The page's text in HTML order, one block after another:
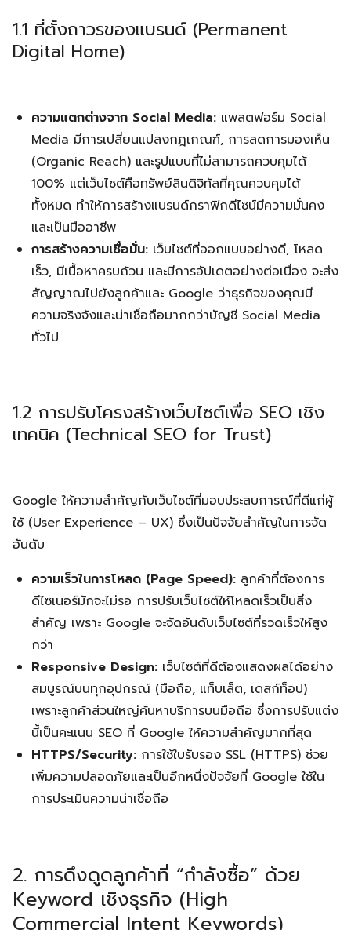
1.1 ที่ตั้งถาวรของแบรนด์ (Permanent
Digital Home)
ความแตกต่างจาก Social Media: แพลตฟอร์ม Social
Media มีการเปลี่ยนแปลงกฎเกณฑ์, การลดการมองเห็น
(Organic Reach) และรูปแบบที่ไม่สามารถควบคุมได้
100% แต่เว็บไซต์คือทรัพย์สินดิจิทัลที่คุณควบคุมได้
ทั้งหมด ทำให้การสร้างแบรนด์กราฟิกดีไซน์มีความมั่นคง
และเป็นมืออาชีพ
การสร้างความเชื่อมั่น: เว็บไซต์ที่ออกแบบอย่างดี, โหลด
เร็ว, มีเนื้อหาครบถ้วน และมีการอัปเดตอย่างต่อเนื่อง จะส่ง
สัญญาณไปยังลูกค้าและ Google ว่าธุรกิจของคุณมี
ความจริงจังและน่าเชื่อถือมากกว่าบัญชี Social Media
ทั่วไป
1.2 การปรับโครงสร้างเว็บไซต์เพื่อ SEO เชิง
เทคนิค (Technical SEO for Trust)
Google ให้ความสำคัญกับเว็บไซต์ที่มอบประสบการณ์ที่ดีแก่ผู้
ใช้ (User Experience – UX) ซึ่งเป็นปัจจัยสำคัญในการจัด
อันดับ
ความเร็วในการโหลด (Page Speed): ลูกค้าที่ต้องการ
ดีไซเนอร์มักจะไม่รอ การปรับเว็บไซต์ให้โหลดเร็วเป็นสิ่ง
สำคัญ เพราะ Google จะจัดอันดับเว็บไซต์ที่รวดเร็วให้สูง
กว่า
Responsive Design: เว็บไซต์ที่ดีต้องแสดงผลได้อย่าง
สมบูรณ์บนทุกอุปกรณ์ (มือถือ, แท็บเล็ต, เดสก์ท็อป)
เพราะลูกค้าส่วนใหญ่ค้นหาบริการบนมือถือ ซึ่งการปรับแต่ง
นี้เป็นคะแนน SEO ที่ Google ให้ความสำคัญมากที่สุด
HTTPS/Security: การใช้ใบรับรอง SSL (HTTPS) ช่วย
เพิ่มความปลอดภัยและเป็นอีกหนึ่งปัจจัยที่ Google ใช้ใน
การประเมินความน่าเชื่อถือ
2. การดึงดูดลูกค้าที่ “กำลังซื้อ” ด้วย
Keyword เชิงธุรกิจ (High
Commercial Intent Keywords)